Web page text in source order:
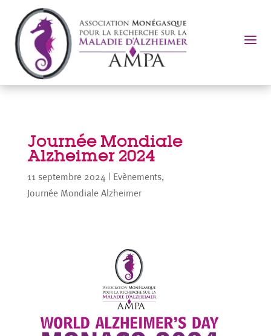
a
Journée Mondiale
Alzheimer 2024
11 septembre 2024 | Evènements,
Journée Mondiale Alzheimer